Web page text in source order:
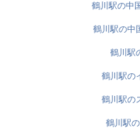
鶴川駅の中
鶴川駅の中
鶴川駅
鶴川駅の
鶴川駅の
鶴川駅